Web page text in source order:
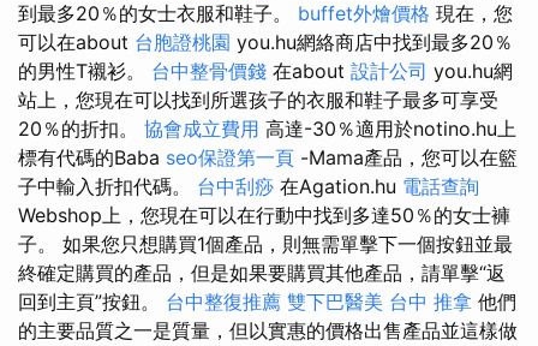
到最多20％的女士衣服和鞋子。 buffet外燴價格 現在，您
可以在about 台胞證桃園 you.hu網絡商店中找到最多20％
的男性T襯衫。 台中整骨價錢 在about 設計公司 you.hu網
站上，您現在可以找到所選孩子的衣服和鞋子最多可享受
20％的折扣。 協會成立費用 高達-30％適用於notino.hu上
標有代碼的Baba seo保證第一頁 -Mama產品，您可以在籃
子中輸入折扣代碼。 台中刮痧 在Agation.hu 電話查詢
Webshop上，您現在可以在行動中找到多達50％的女士褲
子。 如果您只想購買1個產品，則無需單擊下一個按鈕並最
終確定購買的產品，但是如果要購買其他產品，請單擊“返
回到主頁”按鈕。 台中整復推薦 雙下巴醫美 台中 推拿 他們
的主要品質之一是質量，但以實惠的價格出售產品並這樣做